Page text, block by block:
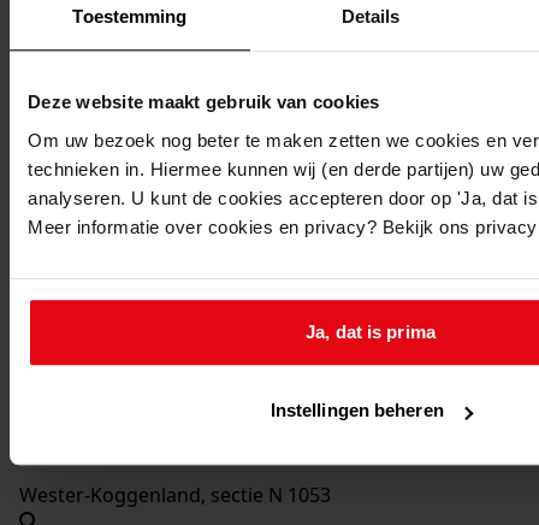
Toestemming Details
Deze website maakt gebruik van cookies
Om uw bezoek nog beter te maken zetten we cookies en
technieken in. Hiermee kunnen wij (en derde partijen) uw
analyseren. U kunt de cookies accepteren door op 'Ja, dat
Meer informatie over cookies en privacy? Bekijk ons
Ja, dat is prima
Instellingen beheren
Beschrijving:
30-03-1981
Adres:
Nieuw adres:
Ursem, Drechterlandsedijk BRUG
Wester-Koggenland, sectie N 1053